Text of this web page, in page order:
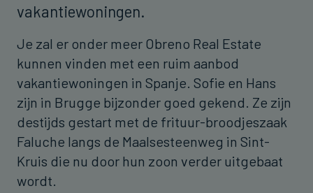
vakantiewoningen.
Je zal er onder meer Obreno Real Estate
kunnen vinden met een ruim aanbod
vakantiewoningen in Spanje. Sofie en Hans
zijn in Brugge bijzonder goed gekend. Ze zijn
destijds gestart met de frituur-broodjeszaak
Faluche langs de Maalsesteenweg in Sint-
Kruis die nu door hun zoon verder uitgebaat
wordt.